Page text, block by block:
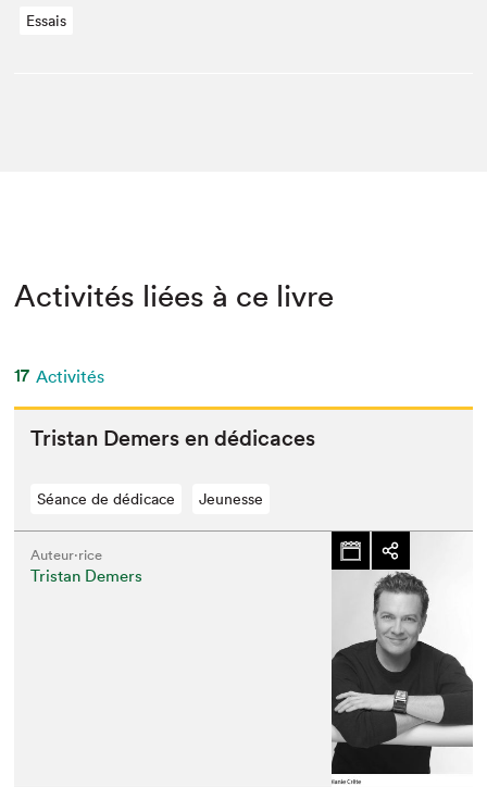
Essais
Activités liées à ce livre
17 Activités
Tris­tan Demers en dédicaces
Séance de dédicace Jeunesse
Auteur·rice
Tristan Demers